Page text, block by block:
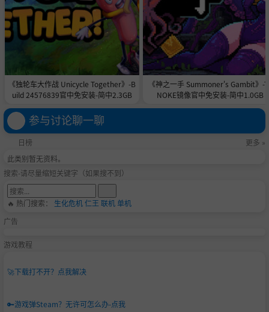
《独轮车大作战 Unicycle Together》-B
uild 24576839官中免安装-简中2.3GB
《神之一手 Summoner's Gambit》-
NOKE镜像官中免安装-简中1.0GB
参与讨论聊一聊
日榜
更多 »
此类别暂无资料。
搜索-请尽量缩短关键字（如果搜不到）
🔥 热门搜索： 生化危机仁王 联机单机
广告
游戏教程
🚀下载打不开？点我解决
🔑游戏弹Steam？无许可怎么办-点我